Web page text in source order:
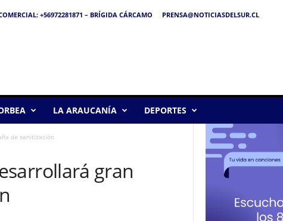
+56972281871 – BRÍGIDA CÁRCAMO
PRENSA@NOTICIASDELSUR.CL
LA ARAUCANÍA DEPORTES
de sanitización
gran